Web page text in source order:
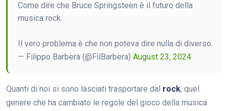
Come dire che Bruce Springsteen è il futuro della
musica rock.
Il vero problema è che non poteva dire nulla di diverso.
— Filippo Barbera (@FilBarbera) August 23, 2024
Quanti di noi si sono lasciati trasportare dal rock, quel
genere che ha cambiato le regole del gioco della musica